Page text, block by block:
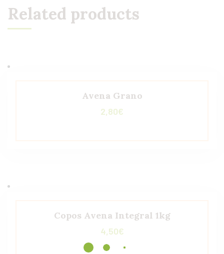
Related products
Avena Grano
2,80€
Copos Avena Integral 1kg
4,50€